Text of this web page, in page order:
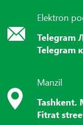
Elektron
Telegram
Telegram
Manzil
Tashkent.
Fitrat